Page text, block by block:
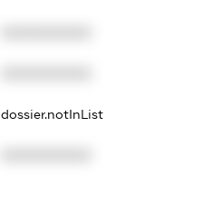
dossier.notInList